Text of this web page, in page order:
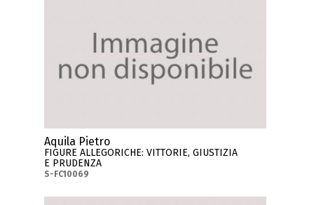
Aquila Pietro
FIGURE ALLEGORICHE: VITTORIE, GIUSTIZIA
E PRUDENZA
S-FC10069